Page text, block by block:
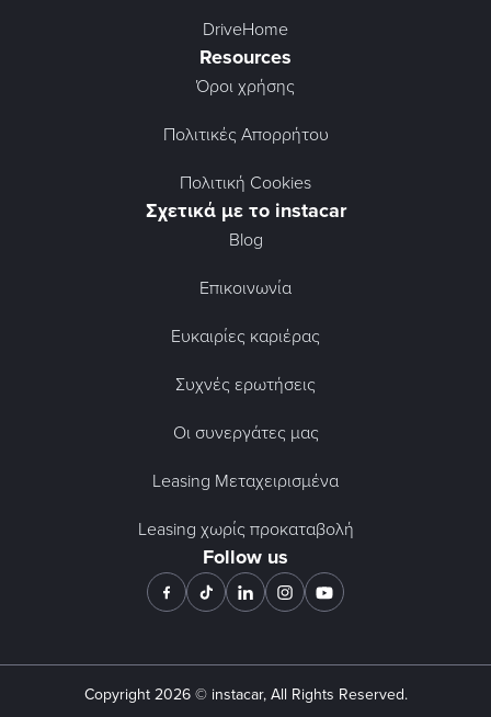
DriveHome
Resources
Όροι χρήσης
Πολιτικές Απορρήτου
Πολιτική Cookies
Σχετικά με το instacar
Blog
Επικοινωνία
Ευκαιρίες καριέρας
Συχνές ερωτήσεις
Οι συνεργάτες μας
Leasing Μεταχειρισμένα
Leasing χωρίς προκαταβολή
Follow us
Copyright 2026© instacar, All Rights Reserved.